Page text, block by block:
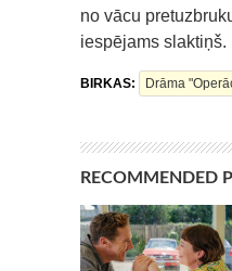
no vācu
iespējams slaktiņš.
BIRKAS: Drāma
RECOMMENDED